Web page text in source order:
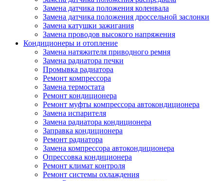
Замена датчика положения коленвала
Замена датчика положения дроссельной заслонки
Замена катушки зажигания
Замена проводов высокого напряжения
Кондиционеры и отопление
Замена натяжителя приводного ремня
Замена радиатора печки
Промывка радиатора
Ремонт компрессора
Замена термостата
Ремонт кондиционера
Ремонт муфты компрессора автокондиционера
Замена испарителя
Замена радиатора кондиционера
Заправка кондиционера
Ремонт радиатора
Замена компрессора автокондиционера
Опрессовка кондиционера
Ремонт климат контроля
Ремонт системы охлаждения